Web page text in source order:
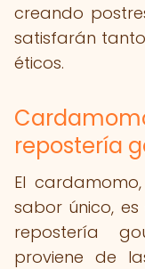
creando
satisfarán
éticos.
repostería
El
sabor único,
repostería
proviene de